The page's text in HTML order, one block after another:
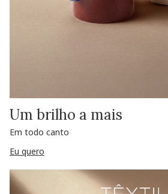
Um brilho a mais
Em todo canto
Eu quero